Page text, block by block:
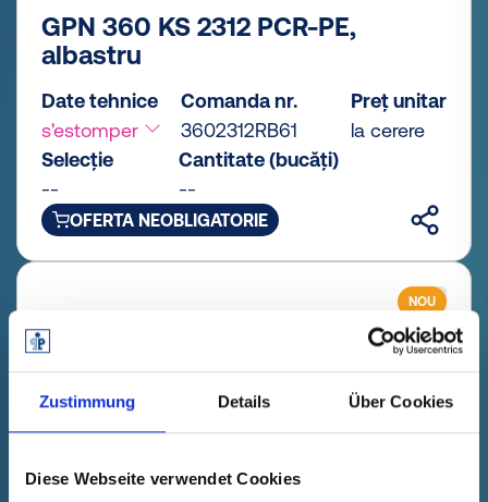
Zustimmung Details Über Cookies
Diese Webseite verwendet Cookies
GPN 360 KS 2312 PCR-PE,
albastru
Date tehnice
s'estomper
Comanda nr.
3602312RB61
Preț unitar
la cerere
Selecție
--
Cantitate (bucăți)
--
OFERTA NEOBLIGATORIE
NOU